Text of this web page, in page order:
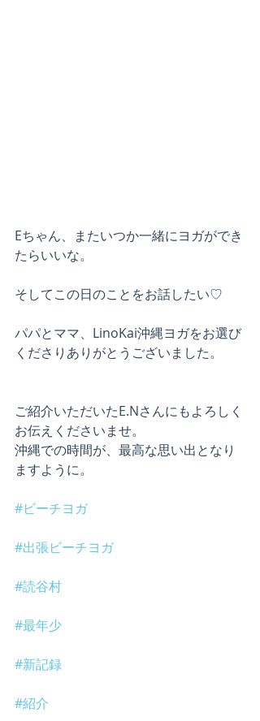
Eちゃん、またいつか一緒にヨガができ
たらいいな。
そしてこの日のことをお話したい♡
パパとママ、LinoKai沖縄ヨガをお選び
くださりありがとうございました。
ご紹介いただいたE.Nさんにもよろしく
お伝えくださいませ。
沖縄での時間が、最高な思い出となり
ますように。
#ビーチヨガ
#出張ビーチヨガ
#読谷村
#最年少
#新記録
#紹介